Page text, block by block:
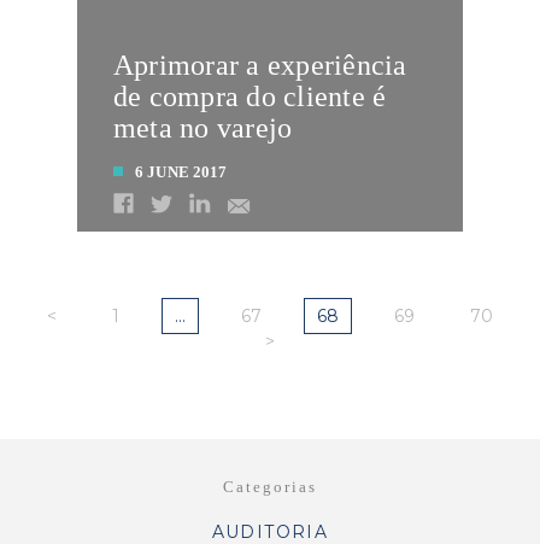
Aprimorar a experiência
de compra do cliente é
meta no varejo
6 JUNE 2017
< 1 … 67 68 69
70
>
Categorias
AUDITORIA